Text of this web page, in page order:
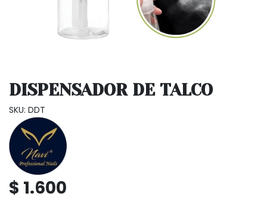
DISPENSADOR DE TALCO
SKU: DDT
$ 1.600